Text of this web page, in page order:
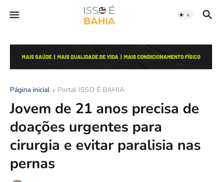
Página inicial Portal ISSO É BAHIA
Jovem de 21 anos precisa de
doações urgentes para
cirurgia e evitar paralisia nas
pernas